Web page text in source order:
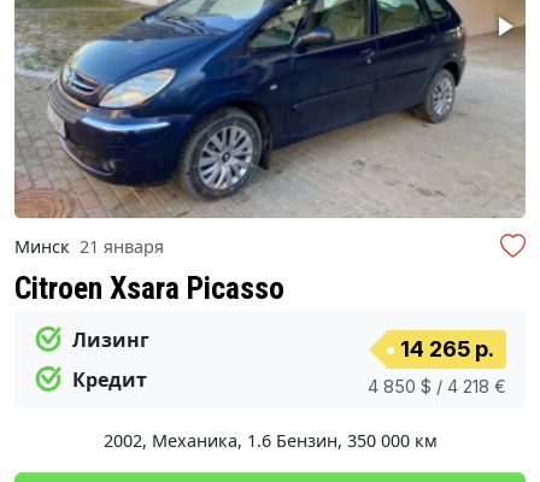
Минск 21 января
Citroen Xsara Picasso
Лизинг
Кредит
14 265 р.
4 850 $ / 4 218 €
2002, Механика, 1.6 Бензин, 350 000 км